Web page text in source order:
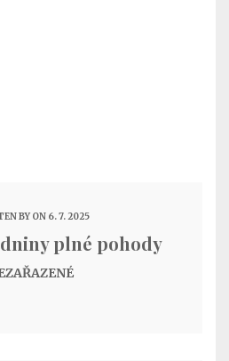
BY ON 6. 7. 2025
plné pohody